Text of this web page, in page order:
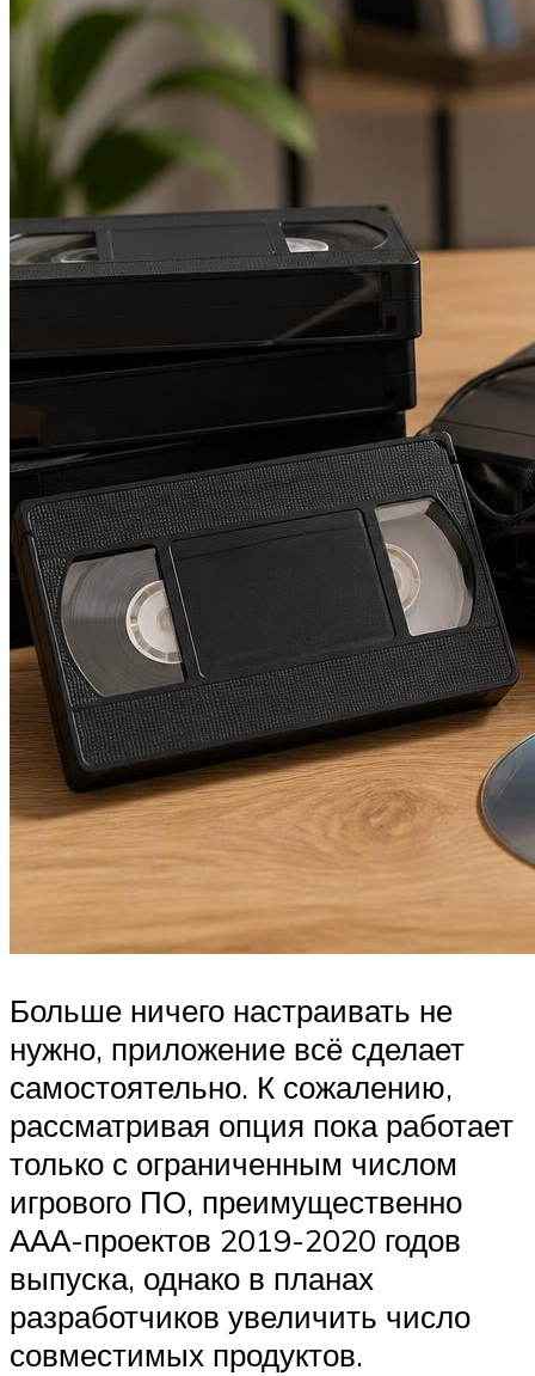
Больше ничего настраивать не
нужно, приложение всё сделает
самостоятельно. К сожалению,
рассматривая опция пока работает
только с ограниченным числом
игрового ПО, преимущественно
ААА-проектов 2019-2020 годов
выпуска, однако в планах
разработчиков увеличить число
совместимых продуктов.